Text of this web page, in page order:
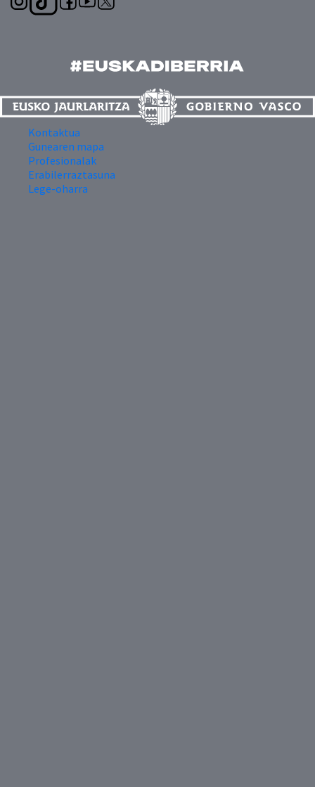
Kontaktua
Gunearen mapa
Profesionalak
Erabilerraztasuna
Lege-oharra